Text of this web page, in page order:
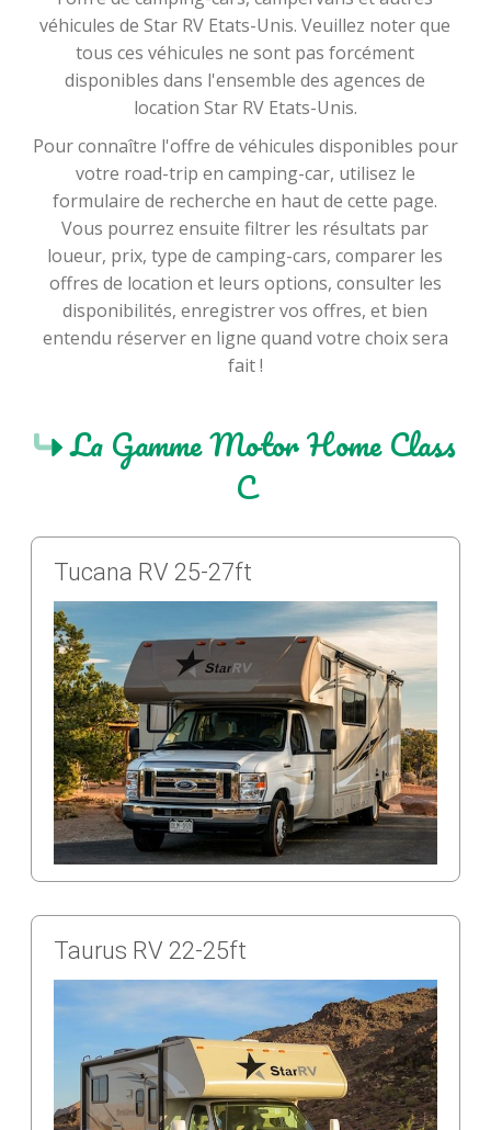
être frustrant pour les clients, surtout après un
long voyage. Une gestion améliorée de ces
procédures pourrait nettement améliorer
l'expérience globale.
Limitations géographiques : Bien que Star RV USA
propose de nombreux points de prise en charge,
certains clients ne trouvent pas d'options à
proximité de leur destination souhaitée ou se
heurtent à des restrictions sur les régions où ils
peuvent conduire les véhicules.
L'avis de votre expert CoolDrive
D'un côté, la diversité de la flotte et les équipements
logistiques peuvent atténuer le plaisir. Pour
maximiser une expérience positive, les futurs clients
doivent bien s'informer, poser des questions et lire
attentivement les conditions générales avant de
finaliser leur réservation.
Explorez l'Amérique à votre rythme et créez des
souvenirs inoubliables avec Star RV USA. Que vous
soyez un voyageur expérimenté ou un novice, leur
engagement envers la satisfaction client vous
assurera une expérience de voyage unique et
mémorable.
véhicules de Star RV Etats-Unis. Veuillez noter que
tous ces véhicules ne sont pas forcément
disponibles dans l'ensemble des agences de
location Star RV Etats-Unis.
Pour connaître l'offre de véhicules disponibles pour
votre road-trip en camping-car, utilisez le
formulaire de recherche en haut de cette page.
Vous pourrez ensuite filtrer les résultats par
loueur, prix, type de camping-cars, comparer les
offres de location et leurs options, consulter les
disponibilités, enregistrer vos offres, et bien
entendu réserver en ligne quand votre choix sera
fait !
La Gamme Motor Home Class
C
Tucana RV 25-27ft
Taurus RV 22-25ft